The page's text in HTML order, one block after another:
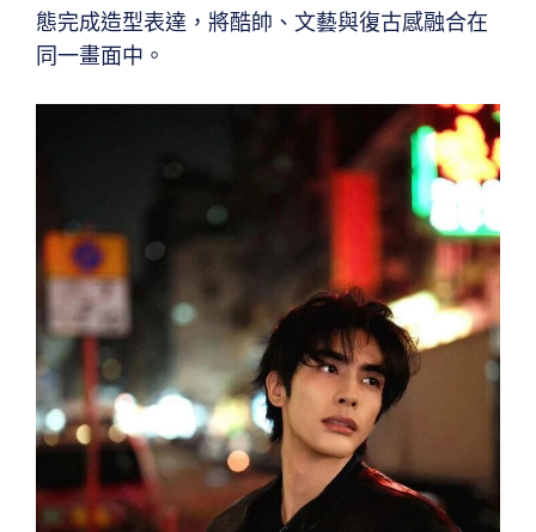
態完成造型表達，將酷帥、文藝與復古感融合在
同一畫面中。